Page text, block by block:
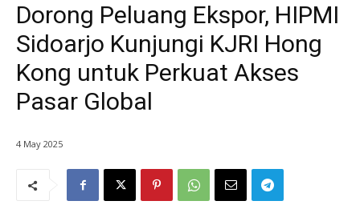
Dorong Peluang Ekspor, HIPMI
Sidoarjo Kunjungi KJRI Hong
Kong untuk Perkuat Akses
Pasar Global
4 May 2025